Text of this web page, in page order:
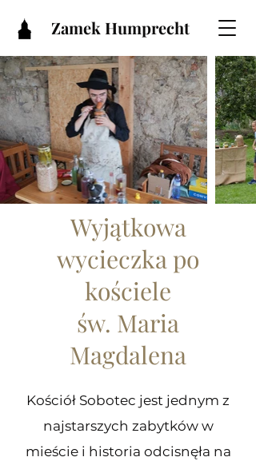
Zamek Humprecht
Wyjątkowa
wycieczka po
kościele
św. Maria
Magdalena
Kościół Sobotec jest jednym z
najstarszych zabytków w
mieście i historia odcisnęła na